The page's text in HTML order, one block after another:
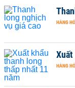
HÀNG
HÀNG